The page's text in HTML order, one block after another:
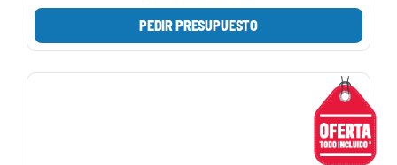
PEDIR PRESUPUESTO